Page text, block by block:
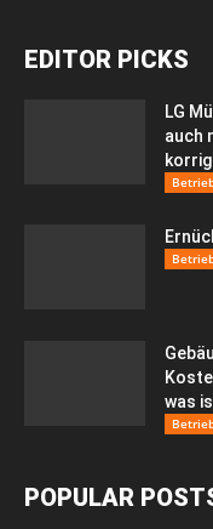
EDITOR PICKS
LG
auch
was
POPULAR